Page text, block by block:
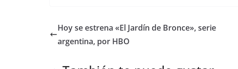
Hoy se estrena «El Jardín de Bronce», serie
argentina, por HBO